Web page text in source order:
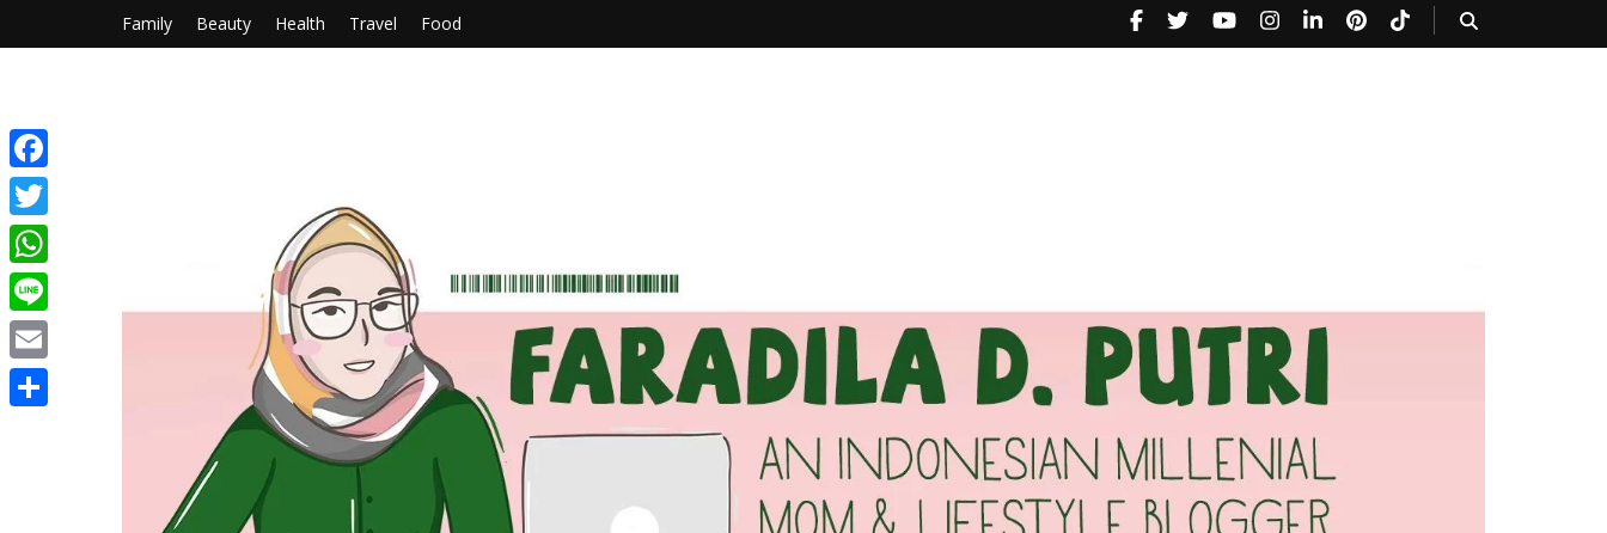
Family Beauty Health Travel Food
Facebook
Twitter
WhatsApp
Line
Email